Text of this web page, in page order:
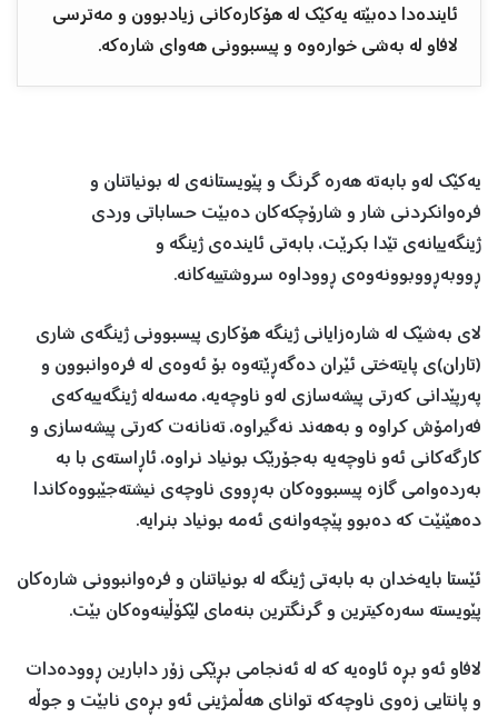
ئایندەدا دەبێتە یەكێك لە هۆكارەكانی زیادبوون و مەترسی
لافاو لە بەشی خوارەوە و پیسبوونی هەوای شارەكە.
یەكێك لەو بابەتە هەرە گرنگ و پێویستانەی لە بونیاتنان و
فرەوانكردنی شار و شارۆچكەكان دەبێت حساباتی وردی
ژینگەییانەی تێدا بكرێت، بابەتی ئایندەی ژینگە و
ڕووبەڕووبوونەوەی ڕووداوە سروشتییەكانە.
لای بەشێك لە شارەزایانی ژینگە هۆكاری پیسبوونی ژینگەی شاری
(تاران)ی پایتەختی ئێران دەگەڕێتەوە بۆ ئەوەی لە فرەوانبوون و
پەرپێدانی كەرتی پیشەسازی لەو ناوچەیە، مەسەلە ژینگەییەكەی
فەرامۆش كراوە و بەهەند نەگیراوە، تەنانەت كەرتی پیشەسازی و
کارگەكانی ئەو ناوچەیە بەجۆرێك بونیاد نراوە، ئاڕاستەی با بە
بەردەوامی گازە پیسبووەكان بەڕووی ناوچەی نیشتەجێبووەكاندا
دەهێنێت كە دەبوو پێچەوانەی ئەمە بونیاد بنرایە.
ئێستا بایەخدان بە بابەتی ژینگە لە بونیاتنان و فرەوانبوونی شارەكان
پێویستە سەرەكیترین و گرنگترین بنەمای لێكۆڵینەوەكان بێت.
لافاو ئەو بڕە ئاوەیە كە لە ئەنجامی بڕێكی زۆر دابارین ڕوودەدات
و پانتایی زەوی ناوچەكە توانای هەڵمژینی ئەو بڕەی نابێت و جوڵە